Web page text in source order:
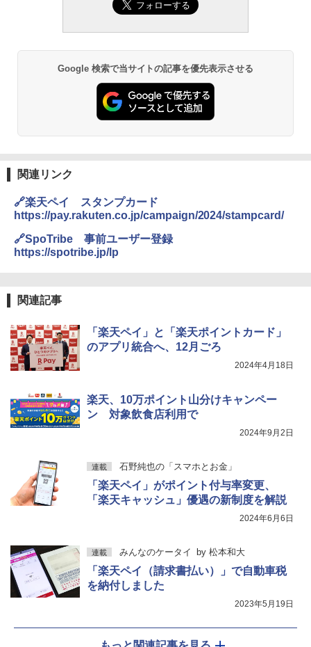
Google 検索で当サイトの記事を優先表示させる
関連リンク
🔗楽天ペイ スタンプカード
https://pay.rakuten.co.jp/campaign/2024/stampcard/
🔗SpoTribe 事前ユーザー登録
https://spotribe.jp/lp
関連記事
「楽天ペイ」と「楽天ポイントカード」
のアプリ統合へ、12月ごろ
2024年4月18日
楽天、10万ポイント山分けキャンペー
ン 対象飲食店利用で
2024年9月2日
連載 石野純也の「スマホとお金」
「楽天ペイ」がポイント付与率変更、
「楽天キャッシュ」優遇の新制度を解説
2024年6月6日
連載 みんなのケータイ by 松本和大
「楽天ペイ（請求書払い）」で自動車税
を納付しました
2023年5月19日